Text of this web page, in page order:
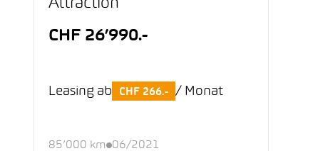
Attraction
CHF 26’990.-
Leasing ab CHF 266.- / Monat
85’000 km 06/2021